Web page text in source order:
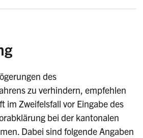
des
zu verhindern, empfehlen
im Zweifelsfall vor Eingabe des
bei der kantonalen
Dabei sind folgende Angaben